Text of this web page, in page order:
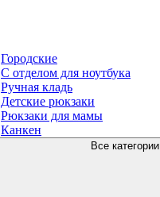
Городские
С отделом для ноутбука
Ручная кладь
Детские рюкзаки
Рюкзаки для мамы
Канкен
Все категории